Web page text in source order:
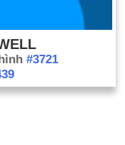
#3721